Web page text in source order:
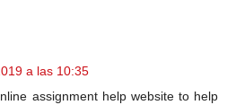
a las 10:35
assignment help website to help